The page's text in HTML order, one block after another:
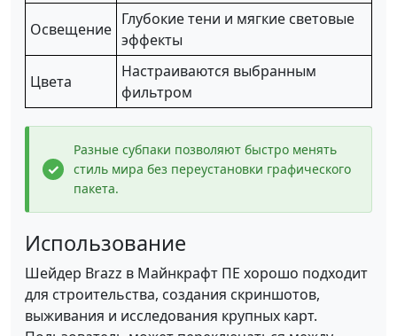
Освещение
Глубокие тени и мягкие световые
эффекты
Цвета
Настраиваются выбранным
фильтром
Разные субпаки позволяют быстро менять
стиль мира без переустановки графического
пакета.
Использование
Шейдер Brazz в Майнкрафт ПЕ хорошо подходит
для строительства, создания скриншотов,
выживания и исследования крупных карт.